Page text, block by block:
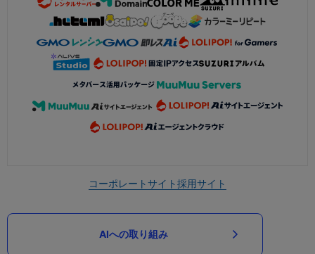
コーポレートサイト採用サイト
AIへの取り組み